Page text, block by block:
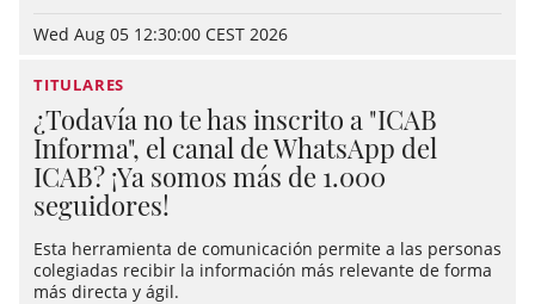
Wed Aug 05 12:30:00 CEST 2026
TITULARES
¿Todavía no te has inscrito a "ICAB
Informa", el canal de WhatsApp del
ICAB? ¡Ya somos más de 1.000
seguidores!
Esta herramienta de comunicación permite a las personas
colegiadas recibir la información más relevante de forma
más directa y ágil.